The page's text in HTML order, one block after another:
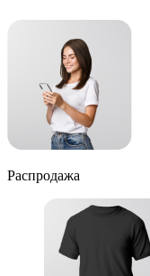
Распродажа